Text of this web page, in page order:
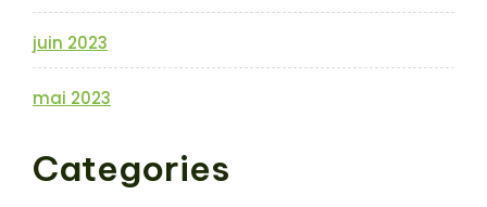
juin 2023
mai 2023
Categories